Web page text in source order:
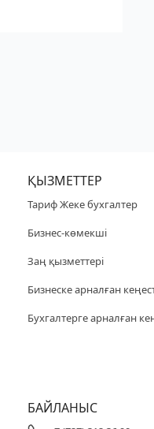
ҚЫЗМЕТТЕР
Тариф Жеке бухгалтер
Бизнес-көмекші
Заң қызметтері
Бизнеске арналған
Бухгалтерге арналған
БАЙЛАНЫС